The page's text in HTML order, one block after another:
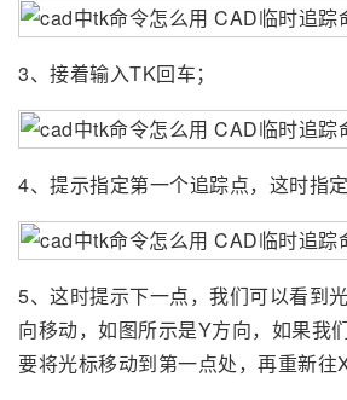
3、接着输入TK回车；
4、提示指定第一个追踪点，这时指定
5、这时提示下一点，我们可以看到
向移动，如图所示是Y方向，如果我
要将光标移动到第一点处，再重新往